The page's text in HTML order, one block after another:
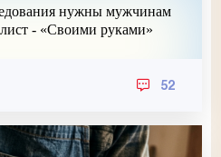
нужны мужчинам
- «Своими руками»
52